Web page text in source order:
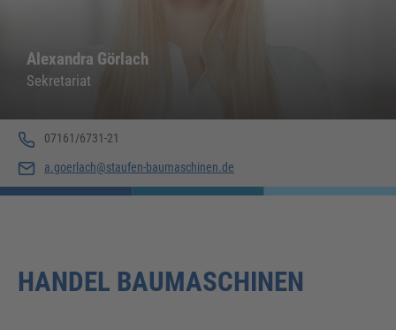
Alexandra Görlach
Sekretariat
07161/6731-21
a.goerlach@staufen-baumaschinen.de
HANDEL BAUMASCHINEN